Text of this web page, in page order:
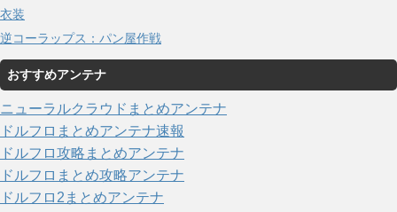
衣装
逆コーラップス：パン屋作戦
おすすめアンテナ
ニューラルクラウドまとめアンテナ
ドルフロまとめアンテナ速報
ドルフロ攻略まとめアンテナ
ドルフロまとめ攻略アンテナ
ドルフロ2まとめアンテナ